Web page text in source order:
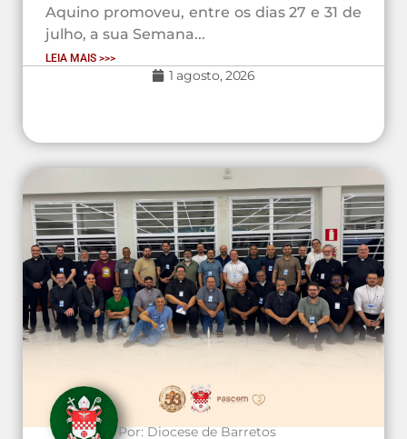
Aquino promoveu, entre os dias 27 e 31 de
julho, a sua Semana...
LEIA MAIS >>>
1 agosto, 2026
Por:Diocese de Barretos